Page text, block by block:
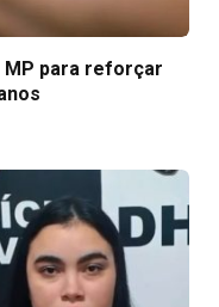
MP para reforçar